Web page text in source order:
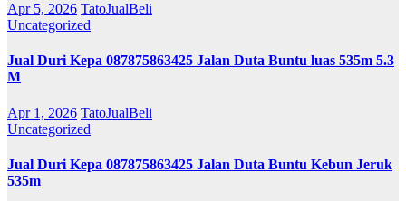
Apr 5, 2026 TatoJualBeli
Uncategorized
Jual Duri Kepa 087875863425 Jalan Duta Buntu luas 535m 5.3
M
Apr 1, 2026 TatoJualBeli
Uncategorized
Jual Duri Kepa 087875863425 Jalan Duta Buntu Kebun Jeruk
535m